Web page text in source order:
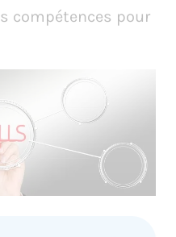
compétences pour